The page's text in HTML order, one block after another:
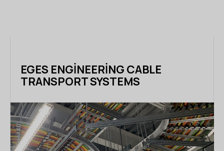
EGES ENGINEERING CABLE
TRANSPORT SYSTEMS